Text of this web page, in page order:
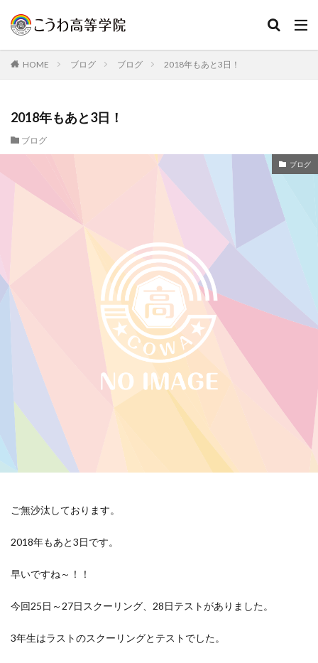
HOME ブログ ブログ 2018年もあと3日！
2018年もあと3日！
ブログ
ブログ
ご無沙汰しております。
2018年もあと3日です。
早いですね～！！
今回25日～27日スクーリング、28日テストがありました。
3年生はラストのスクーリングとテストでした。